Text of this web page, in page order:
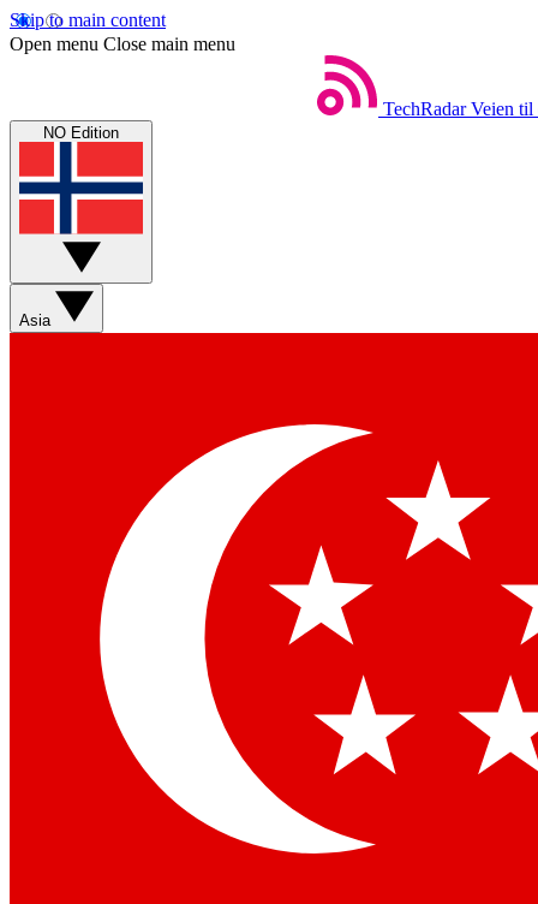
Skip to main content
Open menu Close main menu
TechRadar Veien til
NO Edition
Asia